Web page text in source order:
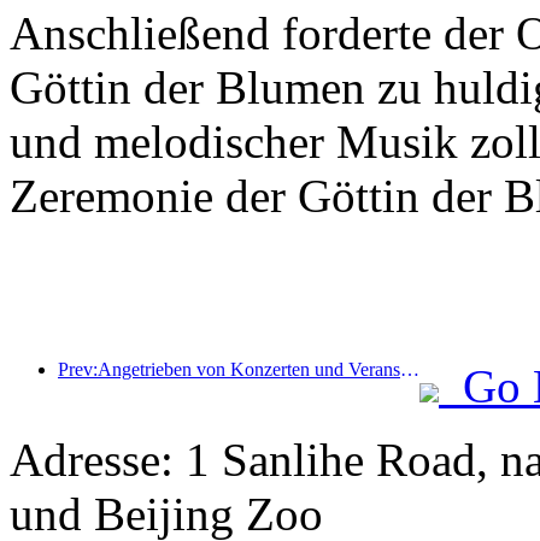
Anschließend forderte der
Göttin der Blumen zu
und melodischer Musik
Zeremonie der Göttin der
Prev:Angetrieben von Konzerten und Veranstaltungen wird erwartet, dass die Hotelleistung in Hangzhou im März weiter steigt
Go
Adresse: 1 Sanlihe Road,
und Beijing Zoo